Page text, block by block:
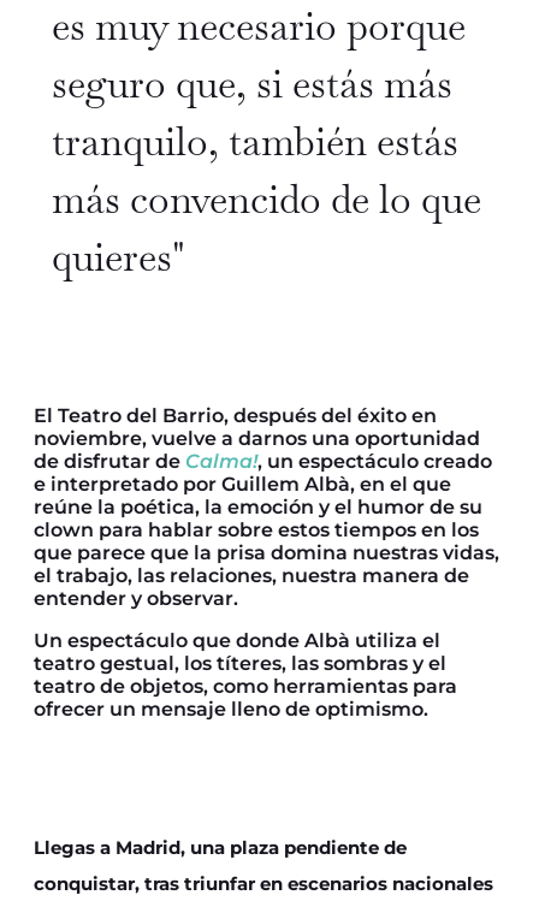
es muy necesario porque
seguro que, si estás más
tranquilo, también estás
más convencido de lo que
quieres"
El Teatro del Barrio, después del éxito en
noviembre, vuelve a darnos una oportunidad
de disfrutar de Calma!, un espectáculo creado
e interpretado por Guillem Albà, en el que
reúne la poética, la emoción y el humor de su
clown para hablar sobre estos tiempos en los
que parece que la prisa domina nuestras vidas,
el trabajo, las relaciones, nuestra manera de
entender y observar.
Un espectáculo que donde Albà utiliza el
teatro gestual, los títeres, las sombras y el
teatro de objetos, como herramientas para
ofrecer un mensaje lleno de optimismo.
Llegas a Madrid, una plaza pendiente de
conquistar, tras triunfar en escenarios nacionales